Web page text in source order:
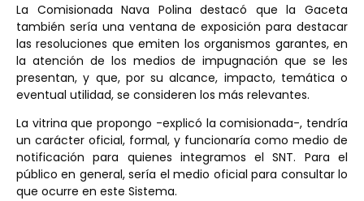
La Comisionada Nava Polina destacó que la Gaceta
también sería una ventana de exposición para destacar
las resoluciones que emiten los organismos garantes, en
la atención de los medios de impugnación que se les
presentan, y que, por su alcance, impacto, temática o
eventual utilidad, se consideren los más relevantes.
La vitrina que propongo -explicó la comisionada-, tendría
un carácter oficial, formal, y funcionaría como medio de
notificación para quienes integramos el SNT. Para el
público en general, sería el medio oficial para consultar lo
que ocurre en este Sistema.